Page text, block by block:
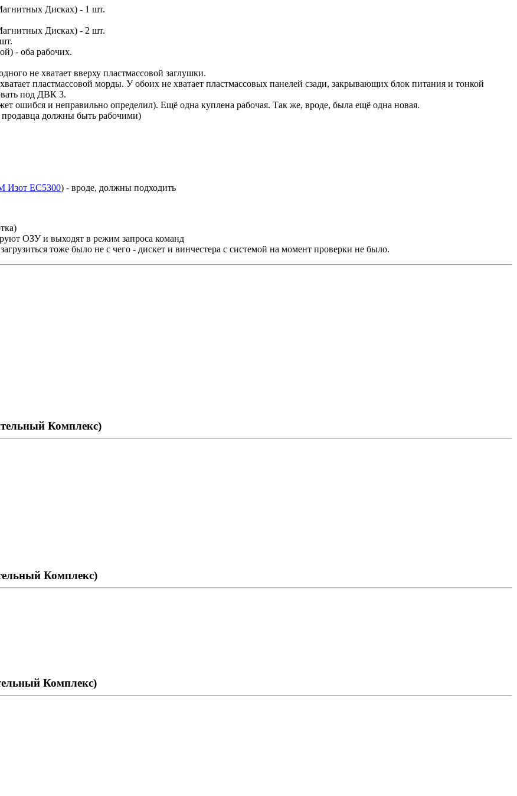
Дисках) - 1 шт.
Дисках) - 2 шт.
- оба рабочих.
не хватает вверху пластмассовой заглушки.
пластмассовой морды. У обоих не хватает пластмассовых панелей сзади, закрывающих блок питания и тонкой
под ДВК 3.
ошибся и неправильно определил). Ещё одна куплена рабочая. Так же, вроде, была ещё одна новая.
должны быть рабочими)
Изот ЕС5300) - вроде, должны подходить
ОЗУ и выходят в режим запроса команд
тоже было не с чего - дискет и винчестера с системой на момент проверки не было.
Комплекс)
Комплекс)
Комплекс)